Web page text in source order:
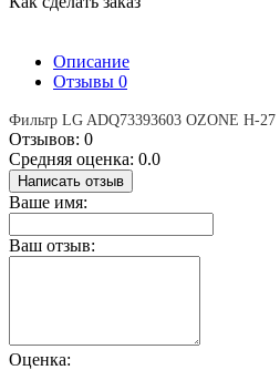
Описание
Отзывы 0
Фильтр LG ADQ73393603 OZONE H-27
Отзывов: 0
Средняя оценка: 0.0
Написать отзыв
Ваше имя:
Ваш отзыв:
Оценка: